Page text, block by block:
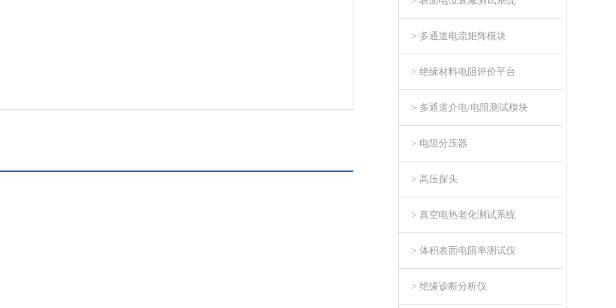
> 多通道电流矩阵模块
> 绝缘材料电阻评价平台
> 多通道介电/电阻测试模块
> 电阻分压器
> 高压探头
> 真空电热老化测试系统
> 体积表面电阻率测试仪
> 绝缘诊断分析仪